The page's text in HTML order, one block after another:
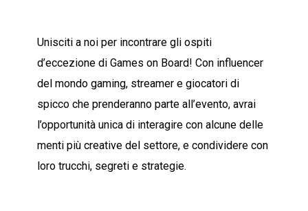
Unisciti a noi per incontrare gli ospiti
d’eccezione di Games on Board! Con influencer
del mondo gaming, streamer e giocatori di
spicco che prenderanno parte all’evento, avrai
l’opportunità unica di interagire con alcune delle
menti più creative del settore, e condividere con
loro trucchi, segreti e strategie.